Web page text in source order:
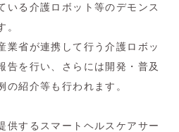
いる介護ロボット等のデモンス
。
業省が連携して行う介護ロボッ
告を行い、さらには開発・普及
の紹介等も行われます。
供するスマートヘルスケアサー